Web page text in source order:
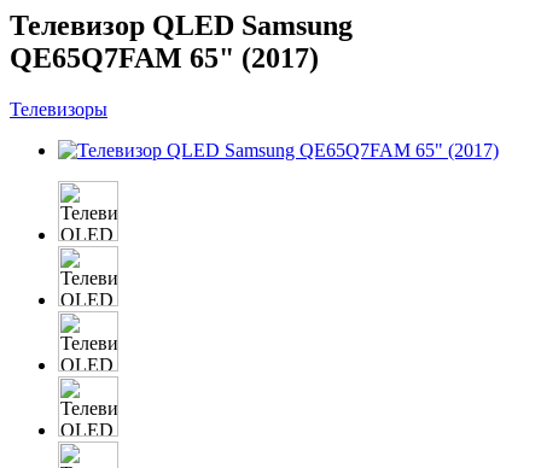
Телевизор QLED Samsung
QE65Q7FAM 65" (2017)
Телевизоры